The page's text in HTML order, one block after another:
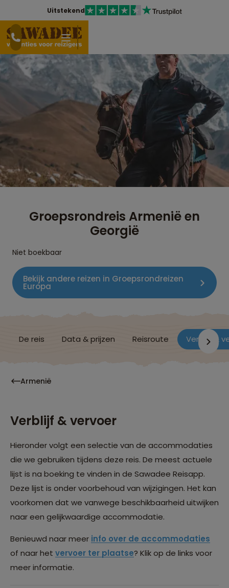
Uitstekend
Groepsrondreis Armenië en
Georgië
Niet boekbaar
Bekijk andere reizen in Groepsrondreizen
Europa
De reis Data & prijzen Reisroute Verblijf &
Armenië
Verblijf & vervoer
Hieronder volgt een selectie van de accommodaties
die we gebruiken tijdens deze reis. De meest actuele
lijst is na boeking te vinden in de Sawadee Reisapp.
Deze lijst is onder voorbehoud van wijzigingen. Het kan
voorkomen dat we vanwege beschikbaarheid uitwijken
naar een gelijkwaardige accommodatie.
Benieuwd naar meer info over de accommodaties
of naar het vervoer ter plaatse? Klik op de links voor
meer informatie.